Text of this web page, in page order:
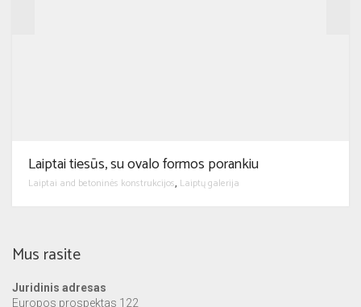
Laiptai tiesūs, su ovalo formos porankiu
Laiptai and betoninės konstrukcijos, Laiptų galerija
Mus rasite
Juridinis adresas
Europos prospektas 122